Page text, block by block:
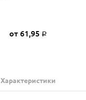
от 61,95 Р
Характеристики